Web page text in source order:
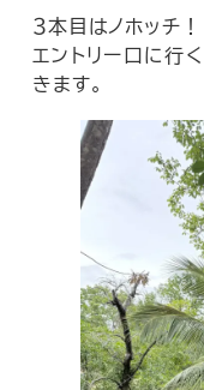
３本目はノホッチ！
エントリー口に行
きます。